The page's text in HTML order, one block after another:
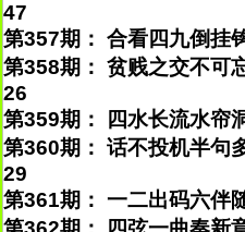
47
第357期： 合看四九倒挂
第358期： 贫贱之交不可
26
第359期： 四水长流水帘
第360期： 话不投机半句
29
第361期： 一二出码六伴